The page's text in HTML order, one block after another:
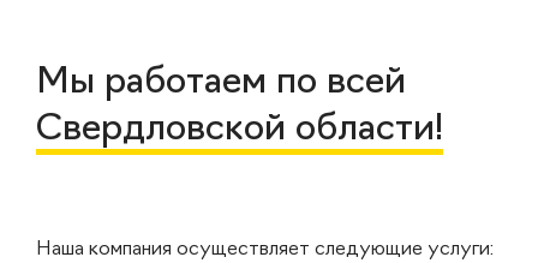
Мы работаем по всей
Свердловской области!
Наша компания осуществляет следующие услуги: